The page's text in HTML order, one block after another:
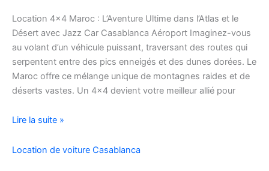
Location 4×4 Maroc : L’Aventure Ultime dans l’Atlas et le
Désert avec Jazz Car Casablanca Aéroport Imaginez-vous
au volant d’un véhicule puissant, traversant des routes qui
serpentent entre des pics enneigés et des dunes dorées. Le
Maroc offre ce mélange unique de montagnes raides et de
déserts vastes. Un 4×4 devient votre meilleur allié pour
location
voiture
Lire la suite »
Location de voiture Casablanca